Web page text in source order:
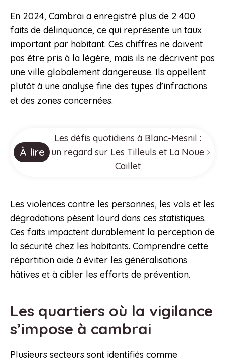
En 2024, Cambrai a enregistré plus de 2 400
faits de délinquance, ce qui représente un taux
important par habitant. Ces chiffres ne doivent
pas être pris à la légère, mais ils ne décrivent pas
une ville globalement dangereuse. Ils appellent
plutôt à une analyse fine des types d’infractions
et des zones concernées.
À lire
Les défis quotidiens à Blanc-Mesnil :
un regard sur Les Tilleuls et La Noue
Caillet
Les violences contre les personnes, les vols et les
dégradations pèsent lourd dans ces statistiques.
Ces faits impactent durablement la perception de
la sécurité chez les habitants. Comprendre cette
répartition aide à éviter les généralisations
hâtives et à cibler les efforts de prévention.
Les quartiers où la vigilance
s’impose à cambrai
Plusieurs secteurs sont identifiés comme